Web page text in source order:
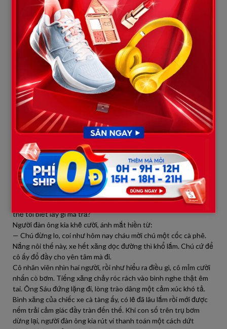
lẻ nhăm nhúm, vuốt đi vuốt lại cho phẳng phiu rồi lí nhí bảo cô
nhân viên:
— Cho tôi… mười ngàn tiền xăng thôi cô ạ.
Cô nhân viên nhìn ông, khẽ thở dài. Mười ngàn đồng thời buổi
này chỉ đủ cho kim xăng nhích lên một chút, chưa kịp làm mát
bình xăng khô khốc giữa cái nóng gần 40 độ. Phía sau, tiếng còi
xe bắt đầu thúc giục, vài người cau có vì sự chậm chạp của
người đàn ông khắc khổ. Ông Sáu cúi đầu, bàn tay run run mở
nắp bình xăng rỉ sét, khuôn mặt hằn học những nếp nhăn của
sự lo toan và cái nghèo bám đuổi.
Bỗng nhiên, một bàn tay rắn rỏi đặt nhẹ lên vai ông. Một người
đàn ông trung niên, ăn mặc chỉnh tề nhưng giản dị, đi chiếc xe
tay ga bóng loáng vừa trờ tới. Anh mỉm cười với cô nhân viên rồi
nói dõng dạc:
— Cô ơi, cứ đổ đầy bình cho chú này đi. Bao nhiêu tiền cứ tính
hết vào phần của tôi.
Ông Sáu giật mình, đôi mắt đục mờ ngơ ngác nhìn người lạ. Ông
xua tay cuống quýt, giọng run bần bật:
— Kìa chú, không được đâu… tôi chỉ có mười ngàn thôi. Chú làm
thế tôi biết lấy gì mà trả?
Người đàn ông kia khẽ cười, ánh mắt hiền từ:
— Chú đừng lo, coi như hôm nay cháu mời chú một cốc cà phê.
Nắng nôi thế này, xe hết xăng dọc đường thì khổ lắm. Chú cứ để
cô ấy đổ đầy cho yên tâm mà đi.
Cô nhân viên nhìn hai người, rồi như hiểu ra điều gì, cô mỉm cười
nhấn cò bơm. Tiếng xăng chảy róc rách vào bình nghe thật êm
tai. Ông Sáu đứng lặng đi, lòng trào dâng một cảm xúc khó tả.
Bình xăng của chiếc xe cà tàng ấy, có lẽ đã lâu lắm rồi mới được
nếm trải cảm giác đầy tràn đến thế. Khi con số trên trụ bơm
dừng lại, người đàn ông kia rút ví thanh toán một cách dứt